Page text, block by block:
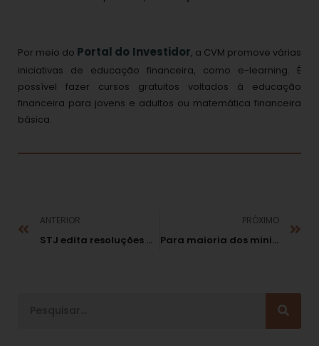
Por meio do Portal do Investidor, a CVM promove várias
iniciativas de educação financeira, como e-learning. É
possível fazer cursos gratuitos voltados à educação
financeira para jovens e adultos ou matemática financeira
básica.
ANTERIOR
STJ edita resoluções que disciplinam viagens de ministros
PRÓXIMO
Para maioria dos ministros do TSE, inelegibilidade é contada a partir do 1º turno